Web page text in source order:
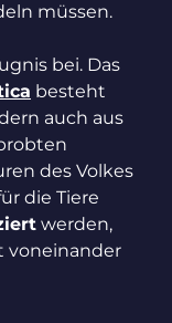
müssen.
bei. Das
besteht
auch aus
des Volkes
die Tiere
werden,
voneinander